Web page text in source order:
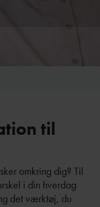
til
omkring dig? Til
i din hverdag
det værktøj, du